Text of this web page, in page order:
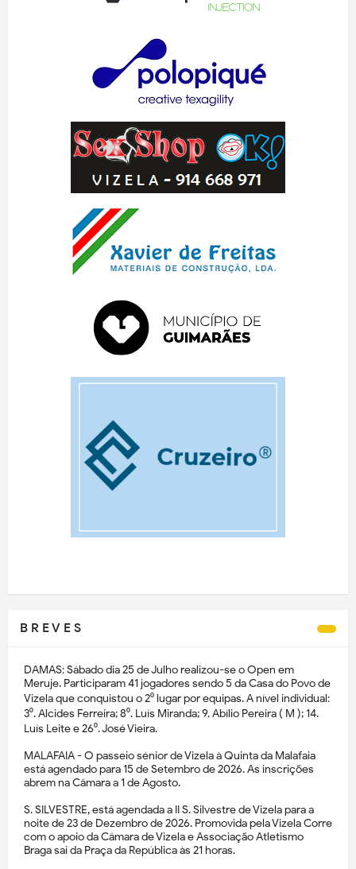
B R E V E S
DAMAS: Sábado dia 25 de Julho realizou-se o Open em
Meruje. Participaram 41 jogadores sendo 5 da Casa do Povo de
Vizela que conquistou o 2⁰ lugar por equipas. A nível individual:
3⁰. Alcides Ferreira; 8⁰. Luís Miranda; 9. Abílio Pereira ( M ); 14.
Luís Leite e 26⁰. José Vieira.
MALAFAIA - O passeio sénior de Vizela à Quinta da Malafaia
está agendado para 15 de Setembro de 2026. As inscrições
abrem na Câmara a 1 de Agosto.
S. SILVESTRE, está agendada a II S. Silvestre de Vizela para a
noite de 23 de Dezembro de 2026. Promovida pela Vizela Corre
com o apoio da Câmara de Vizela e Associação Atletismo
Braga sai da Praça da República às 21 horas.